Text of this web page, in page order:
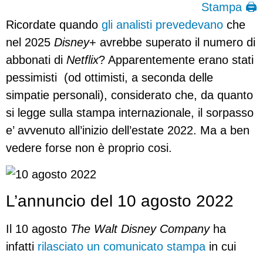
Stampa 🖨
Ricordate quando gli analisti prevedevano che
nel 2025 Disney+ avrebbe superato il numero di
abbonati di Netflix? Apparentemente erano stati
pessimisti (od ottimisti, a seconda delle
simpatie personali), considerato che, da quanto
si legge sulla stampa internazionale, il sorpasso
e’ avvenuto all’inizio dell’estate 2022. Ma a ben
vedere forse non è proprio cosi.
L’annuncio del 10 agosto 2022
Il 10 agosto The Walt Disney Companyha
infatti rilasciato un comunicato stampa in cui